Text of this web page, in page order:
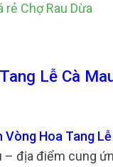
rẻ Chợ Rau Dừa
Lễ Cà
Hoa Tang
– địa điểm cung